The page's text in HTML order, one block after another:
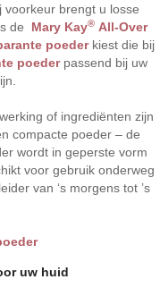
voorkeur brengt u losse
de Mary Kay®All-Over
poeder kiest die bij
poederpassend bij uw
of ingrediënten zijn
compacte poeder – de
wordt in geperste vorm
voor gebruik onderweg
van ‘s morgens tot ’s
uw huid